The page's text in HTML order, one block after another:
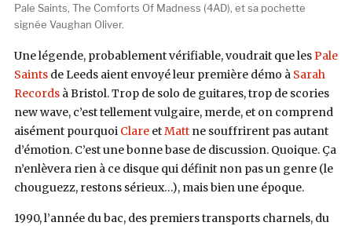
Pale Saints, The Comforts Of Madness (4AD), et sa pochette
signée Vaughan Oliver.
Une légende, probablement vérifiable, voudrait que lesPale
Saintsde Leeds aient envoyé leur première démo à Sarah
Recordsà Bristol. Trop de solo de guitares, trop de scories
new wave, c’est tellement vulgaire, merde, et on comprend
aisément pourquoi ClareetMattne souffrirent pas autant
d’émotion. C’est une bonne base de discussion. Quoique. Ça
n’enlèvera rien à ce disque qui définit non pas un genre (le
chouguezz, restons sérieux…), mais bien une époque.
1990, l’année du bac, des premiers transports charnels, du